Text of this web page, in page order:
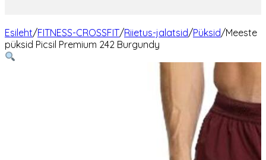
Esileht/FITNESS-CROSSFIT/Riietus-jalatsid/Püksid/Meeste
püksid Picsil Premium 242 Burgundy